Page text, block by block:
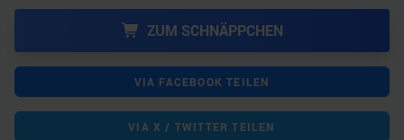
ZUM SCHNÄPPCHEN
VIA FACEBOOK TEILEN
VIA X / TWITTER TEILEN